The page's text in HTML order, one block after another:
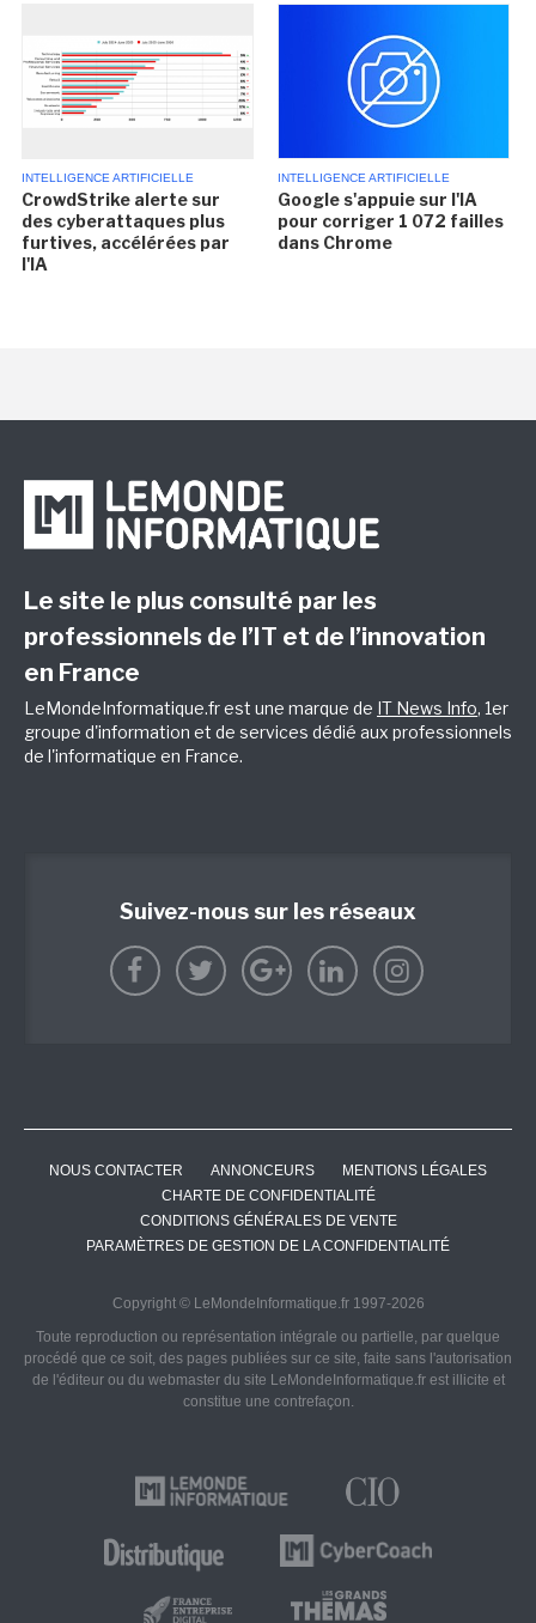
INTELLIGENCE ARTIFICIELLE
CrowdStrike alerte sur
des cyberattaques plus
furtives, accélérées par
l'IA
INTELLIGENCE ARTIFICIELLE
Google s'appuie sur l'IA
pour corriger 1 072 failles
dans Chrome
Le site le plus consulté par les
professionnels de l’IT et de l’innovation
en France
LeMondeInformatique.fr est une marque de IT News Info, 1er
groupe d'information et de services dédié aux professionnels
de l'informatique en France.
Suivez-nous sur les réseaux
NOUS CONTACTER ANNONCEURS
MENTIONS LÉGALES
CHARTE DE CONFIDENTIALITÉ
CONDITIONS GÉNÉRALES DE VENTE
PARAMÈTRES DE GESTION DE LA CONFIDENTIALITÉ
Copyright © LeMondeInformatique.fr 1997-2026
Toute reproduction ou représentation intégrale ou partielle, par quelque
procédé que ce soit, des pages publiées sur ce site, faite sans l'autorisation
de l'éditeur ou du webmaster du site LeMondeInformatique.fr est illicite et
constitue une contrefaçon.